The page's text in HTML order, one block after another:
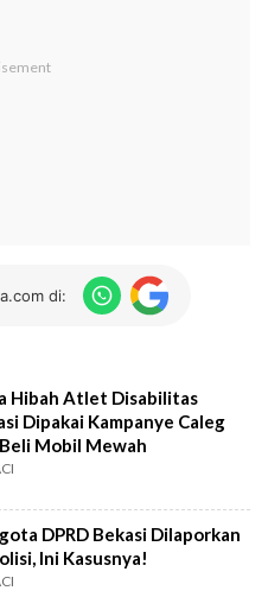
di:
Hibah Atlet Disabilitas
Dipakai Kampanye Caleg
Mobil Mewah
DPRD Bekasi Dilaporkan
Ini Kasusnya!